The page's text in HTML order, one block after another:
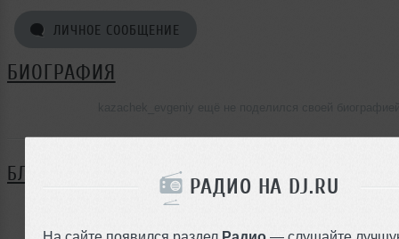
РАДИО НА DJ.RU
На сайте появился раздел Радио — слушайте
ЛИЧНОЕ СООБЩЕНИЕ
БИОГРАФИЯ
БЛОГ